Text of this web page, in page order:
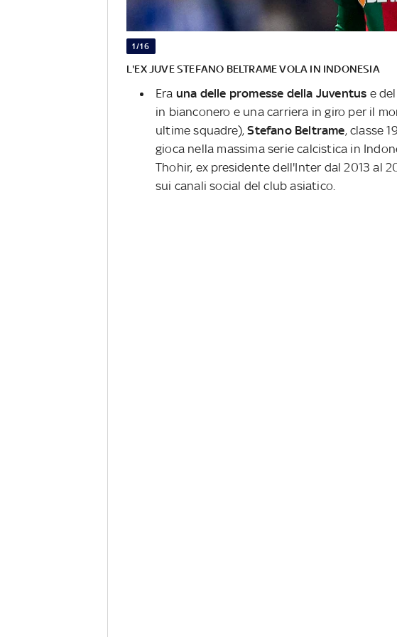
1/16
L'EX JUVE STEFANO BELTRAME VOLA IN INDONESIA
Era una delle promesse della Juventus e
in bianconero e una carriera in giro per il
ultime squadre),Stefano Beltrame, classe
gioca nella massima serie calcistica in
Thohir, ex presidente dell'Inter dal 2013 al
sui canali social del club asiatico.